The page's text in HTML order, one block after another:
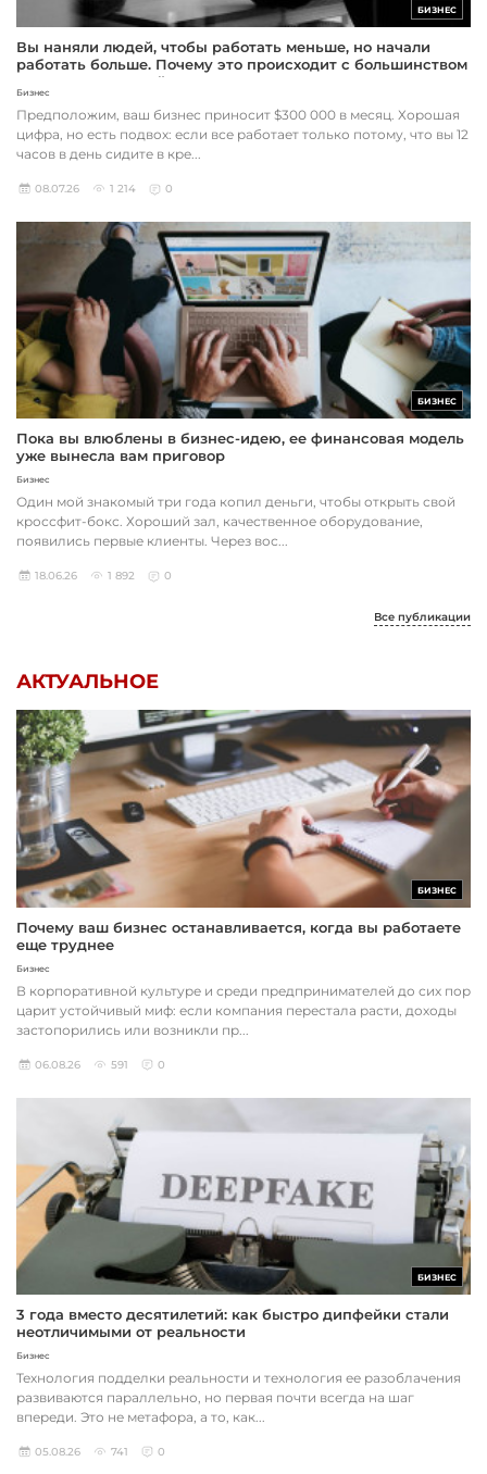
БИЗНЕС
Вы наняли людей, чтобы работать меньше, но начали
работать больше. Почему это происходит с большинством
предпринимателей
Бизнес
Предположим, ваш бизнес приносит $300 000 в месяц. Хорошая
цифра, но есть подвох: если все работает только потому, что вы 12
часов в день сидите в кре...
08.07.26 1 214 0
БИЗНЕС
Пока вы влюблены в бизнес-идею, ее финансовая модель
уже вынесла вам приговор
Бизнес
Один мой знакомый три года копил деньги, чтобы открыть свой
кроссфит-бокс. Хороший зал, качественное оборудование,
появились первые клиенты. Через вос...
18.06.26 1 892 0
Все публикации
АКТУАЛЬНОЕ
БИЗНЕС
Почему ваш бизнес останавливается, когда вы работаете
еще труднее
Бизнес
В корпоративной культуре и среди предпринимателей до сих пор
царит устойчивый миф: если компания перестала расти, доходы
застопорились или возникли пр...
06.08.26 591 0
БИЗНЕС
3 года вместо десятилетий: как быстро дипфейки стали
неотличимыми от реальности
Бизнес
Технология подделки реальности и технология ее разоблачения
развиваются параллельно, но первая почти всегда на шаг
впереди. Это не метафора, а то, как...
05.08.26 741 0